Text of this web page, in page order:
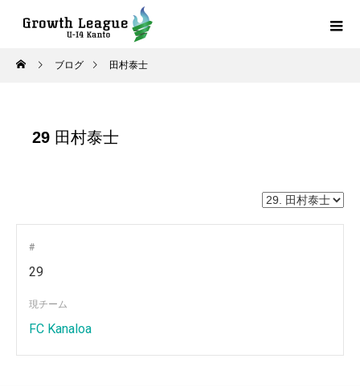
ブログ 田村泰士
29 田村泰士
#
29
現チーム
FC Kanaloa